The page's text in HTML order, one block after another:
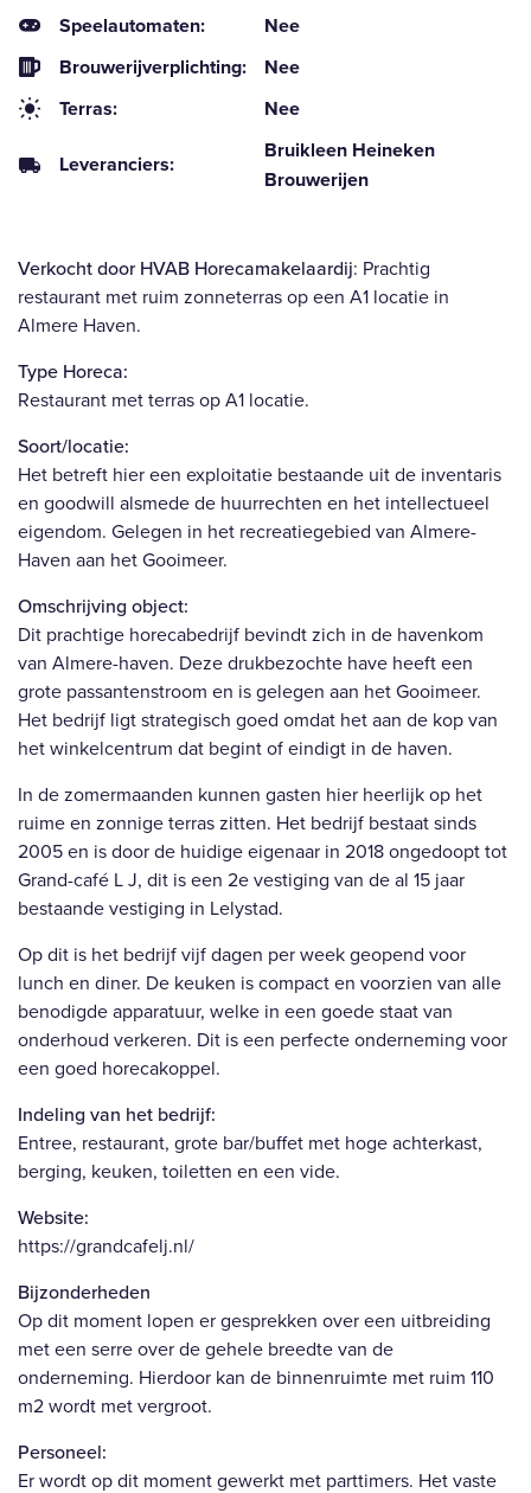
Speelautomaten:
Nee
Brouwerijverplichting:
Nee
Terras:
Nee
Leveranciers:
Bruikleen Heineken
Brouwerijen
Verkocht door HVAB Horecamakelaardij: Prachtig
restaurant met ruim zonneterras op een A1 locatie in
Almere Haven.
Type Horeca:
Restaurant met terras op A1 locatie.
Soort/locatie:
Het betreft hier een exploitatie bestaande uit de inventaris
en goodwill alsmede de huurrechten en het intellectueel
eigendom. Gelegen in het recreatiegebied van Almere-
Haven aan het Gooimeer.
Omschrijving object:
Dit prachtige horecabedrijf bevindt zich in de havenkom
van Almere-haven. Deze drukbezochte have heeft een
grote passantenstroom en is gelegen aan het Gooimeer.
Het bedrijf ligt strategisch goed omdat het aan de kop van
het winkelcentrum dat begint of eindigt in de haven.
In de zomermaanden kunnen gasten hier heerlijk op het
ruime en zonnige terras zitten. Het bedrijf bestaat sinds
2005 en is door de huidige eigenaar in 2018 ongedoopt tot
Grand-café L J, dit is een 2e vestiging van de al 15 jaar
bestaande vestiging in Lelystad.
Op dit is het bedrijf vijf dagen per week geopend voor
lunch en diner. De keuken is compact en voorzien van alle
benodigde apparatuur, welke in een goede staat van
onderhoud verkeren. Dit is een perfecte onderneming voor
een goed horecakoppel.
Indeling van het bedrijf:
Entree, restaurant, grote bar/buffet met hoge achterkast,
berging, keuken, toiletten en een vide.
Website:
https://grandcafelj.nl/
Bijzonderheden
Op dit moment lopen er gesprekken over een uitbreiding
met een serre over de gehele breedte van de
onderneming. Hierdoor kan de binnenruimte met ruim 110
m2 wordt met vergroot.
Personeel:
Er wordt op dit moment gewerkt met parttimers. Het vaste